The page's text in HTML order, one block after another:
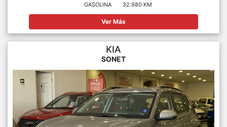
GASOLINA
32.980 KM
Ver Más
KIA
SONET